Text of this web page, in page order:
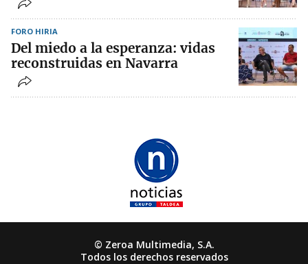
FORO HIRIA
Del miedo a la esperanza: vidas
reconstruidas en Navarra
© Zeroa Multimedia, S.A.
Todos los derechos reservados